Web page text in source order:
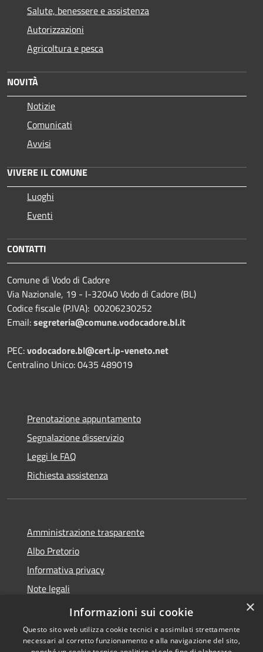
Salute, benessere e assistenza
Autorizzazioni
Agricoltura e pesca
NOVITÀ
Notizie
Comunicati
Avvisi
VIVERE IL COMUNE
Luoghi
Eventi
CONTATTI
Comune di Vodo di Cadore
Via Nazionale, 19 - I-32040 Vodo di Cadore (BL)
Codice fiscale (P.IVA): 00206230252
Email:segreteria@comune.vodocadore.bl.it
PEC:vodocadore.bl@cert.ip-veneto.net
Centralino Unico: 0435 489019
Prenotazione appuntamento
Segnalazione disservizio
Leggi le FAQ
Richiesta assistenza
Amministrazione trasparente
Albo Pretorio
Informativa privacy
Note legali
Dichiarazione di accessibilità
×
Informazioni sui cookie
Questo sito web utilizza cookie tecnici e assimilati strettamente
necessari al corretto funzionamento e alla navigazione del sito,